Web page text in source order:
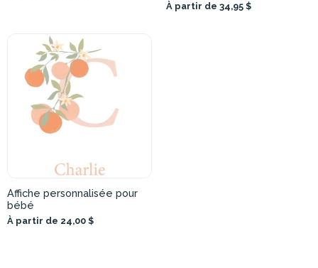
À partir de 34,95 $
Affiche personnalisée pour
bébé
À partir de 24,00 $